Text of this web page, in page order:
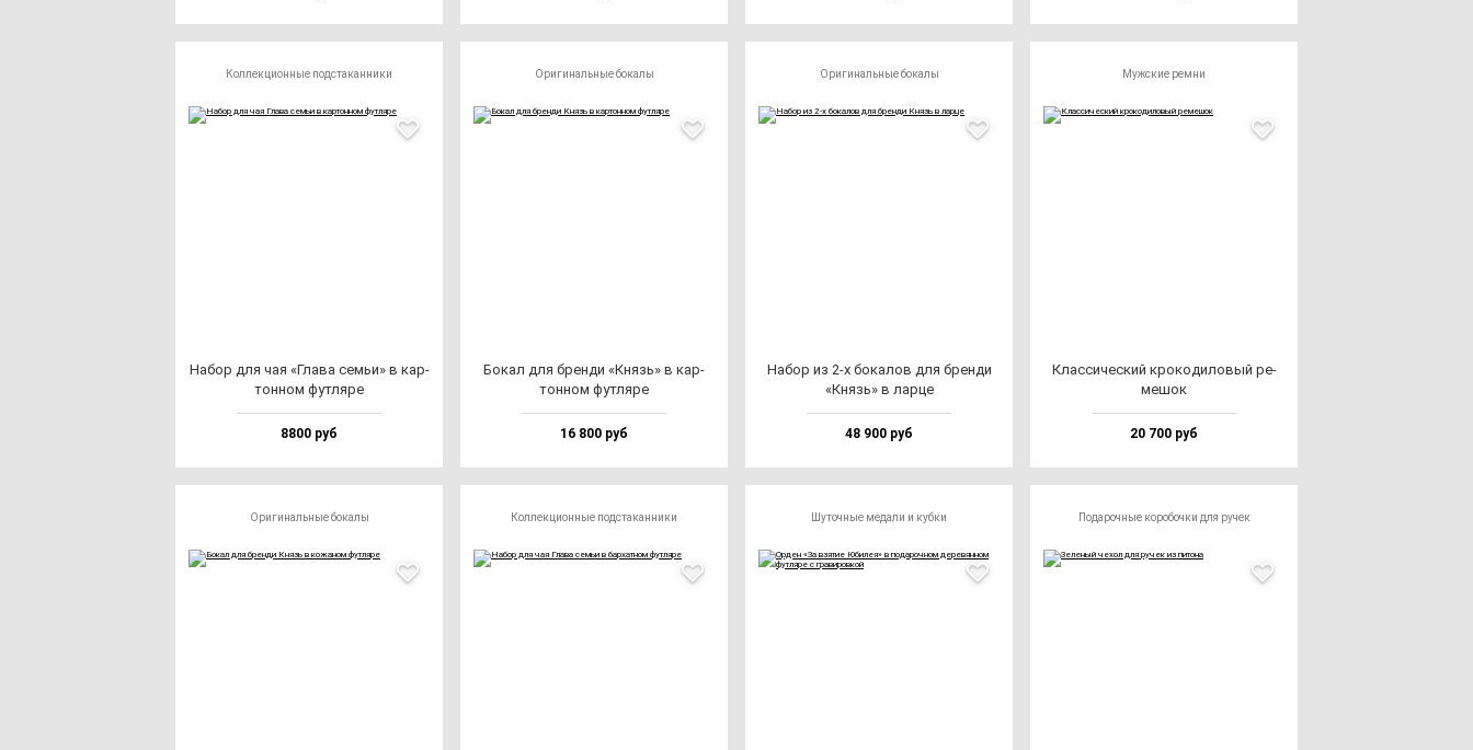
Коллекционные подстаканники
Набор для чая «Гла­ва семьи» в кар­
тон­ном фут­ля­ре
8800 руб
Оригинальные бокалы
Бокал для брен­ди «Князь» в кар­
тон­ном фут­ля­ре
16 800 руб
Оригинальные бокалы
Набор из 2-х бо­ка­лов для брен­ди
«Князь» в лар­це
48 900 руб
Мужские ремни
Клас­си­чес­кий кро­ко­ди­ло­вый ре­
ме­шок
20 700 руб
Оригинальные бокалы Коллекционные подстаканники Шуточные медали и кубки Подарочные коробочки для ручек